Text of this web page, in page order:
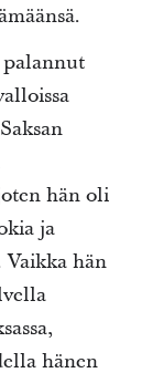
hän oli
ja
Vaikka hän
hänen